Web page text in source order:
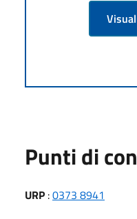
Punti di
URP :0373 8941